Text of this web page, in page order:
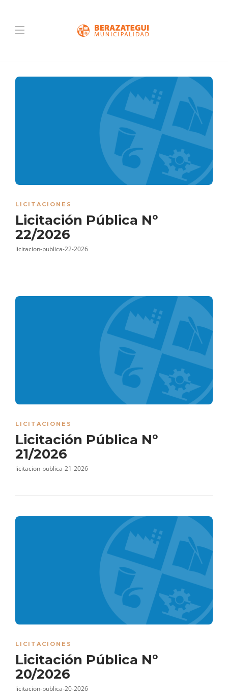
LICITACIONES
Licitación Pública Nº
22/2026
licitacion-publica-22-2026
LICITACIONES
Licitación Pública Nº
21/2026
licitacion-publica-21-2026
LICITACIONES
Licitación Pública Nº
20/2026
licitacion-publica-20-2026